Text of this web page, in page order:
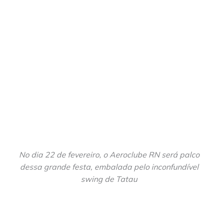
No dia 22 de fevereiro, o Aeroclube RN será palco
dessa grande festa, embalada pelo inconfundível
swing de Tatau